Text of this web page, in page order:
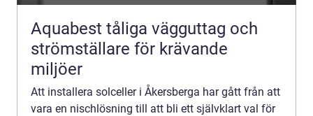
Aquabest tåliga vägguttag och
strömställare för krävande
miljöer
Att installera solceller i Åkersberga har gått från att
vara en nischlösning till att bli ett självklart val för